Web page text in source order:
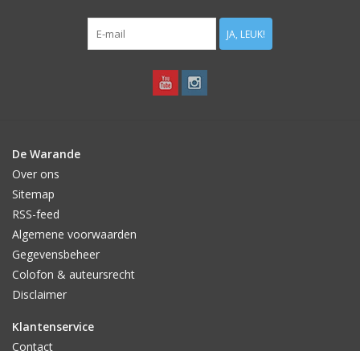
JA, LEUK!
De Warande
Over ons
Sitemap
RSS-feed
Algemene voorwaarden
Gegevensbeheer
Colofon & auteursrecht
Disclaimer
Klantenservice
Contact